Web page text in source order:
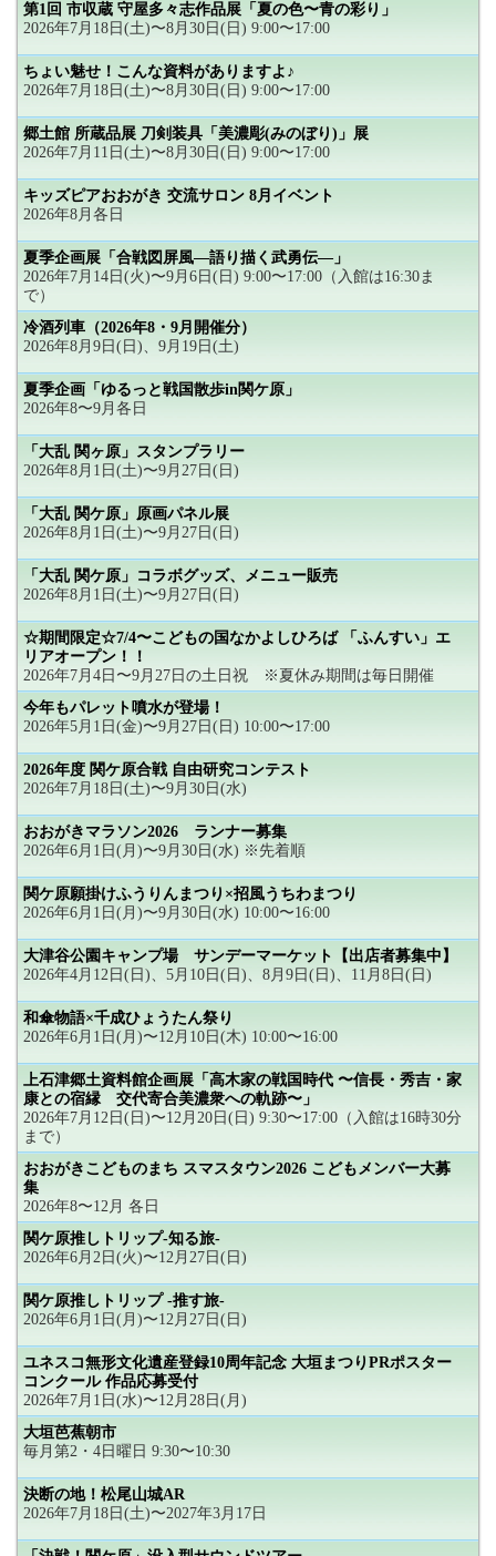
第1回 市収蔵 守屋多々志作品展「夏の色〜青の彩り」
2026年7月18日(土)〜8月30日(日) 9:00〜17:00
ちょい魅せ！こんな資料がありますよ♪
2026年7月18日(土)〜8月30日(日) 9:00〜17:00
郷土館 所蔵品展 刀剣装具「美濃彫(みのぼり)」展
2026年7月11日(土)〜8月30日(日) 9:00〜17:00
キッズピアおおがき 交流サロン 8月イベント
2026年8月各日
夏季企画展「合戦図屏風―語り描く武勇伝―」
2026年7月14日(火)〜9月6日(日) 9:00〜17:00（入館は16:30ま
で）
冷酒列車（2026年8・9月開催分）
2026年8月9日(日)、9月19日(土)
夏季企画「ゆるっと戦国散歩in関ケ原」
2026年8〜9月各日
「大乱 関ヶ原」スタンプラリー
2026年8月1日(土)〜9月27日(日)
「大乱 関ケ原」原画パネル展
2026年8月1日(土)〜9月27日(日)
「大乱 関ケ原」コラボグッズ、メニュー販売
2026年8月1日(土)〜9月27日(日)
☆期間限定☆7/4〜こどもの国なかよしひろば 「ふんすい」エ
リアオープン！！
2026年7月4日〜9月27日の土日祝 ※夏休み期間は毎日開催
今年もパレット噴水が登場！
2026年5月1日(金)〜9月27日(日) 10:00〜17:00
2026年度 関ケ原合戦 自由研究コンテスト
2026年7月18日(土)〜9月30日(水)
おおがきマラソン2026 ランナー募集
2026年6月1日(月)〜9月30日(水) ※先着順
関ケ原願掛けふうりんまつり×招風うちわまつり
2026年6月1日(月)〜9月30日(水) 10:00〜16:00
大津谷公園キャンプ場 サンデーマーケット【出店者募集中】
2026年4月12日(日)、5月10日(日)、8月9日(日)、11月8日(日)
和傘物語×千成ひょうたん祭り
2026年6月1日(月)〜12月10日(木) 10:00〜16:00
上石津郷土資料館企画展「高木家の戦国時代 〜信長・秀吉・家
康との宿縁 交代寄合美濃衆への軌跡〜」
2026年7月12日(日)〜12月20日(日) 9:30〜17:00（入館は16時30分
まで）
おおがきこどものまち スマスタウン2026 こどもメンバー大募
集
2026年8〜12月 各日
関ケ原推しトリップ-知る旅-
2026年6月2日(火)〜12月27日(日)
関ケ原推しトリップ -推す旅-
2026年6月1日(月)〜12月27日(日)
ユネスコ無形文化遺産登録10周年記念 大垣まつりPRポスター
コンクール 作品応募受付
2026年7月1日(水)〜12月28日(月)
大垣芭蕉朝市
毎月第2・4日曜日 9:30〜10:30
決断の地！松尾山城AR
2026年7月18日(土)〜2027年3月17日